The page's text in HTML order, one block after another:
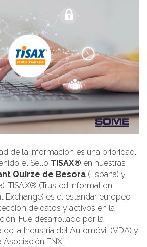
de la información es una prioridad.
el Sello TISAX® en nuestras
Quirze de Besora (España) y
TISAX® (Trusted Information
Exchange) es el estándar europeo
de datos y activos en la
Fue desarrollado por la
la Industria del Automóvil (VDA) y
ENX.